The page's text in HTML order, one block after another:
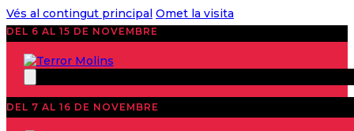
Vés al contingut principal Omet la visita
DEL 6 AL 15 DE NOVEMBRE
DEL 7 AL 16 DE NOVEMBRE